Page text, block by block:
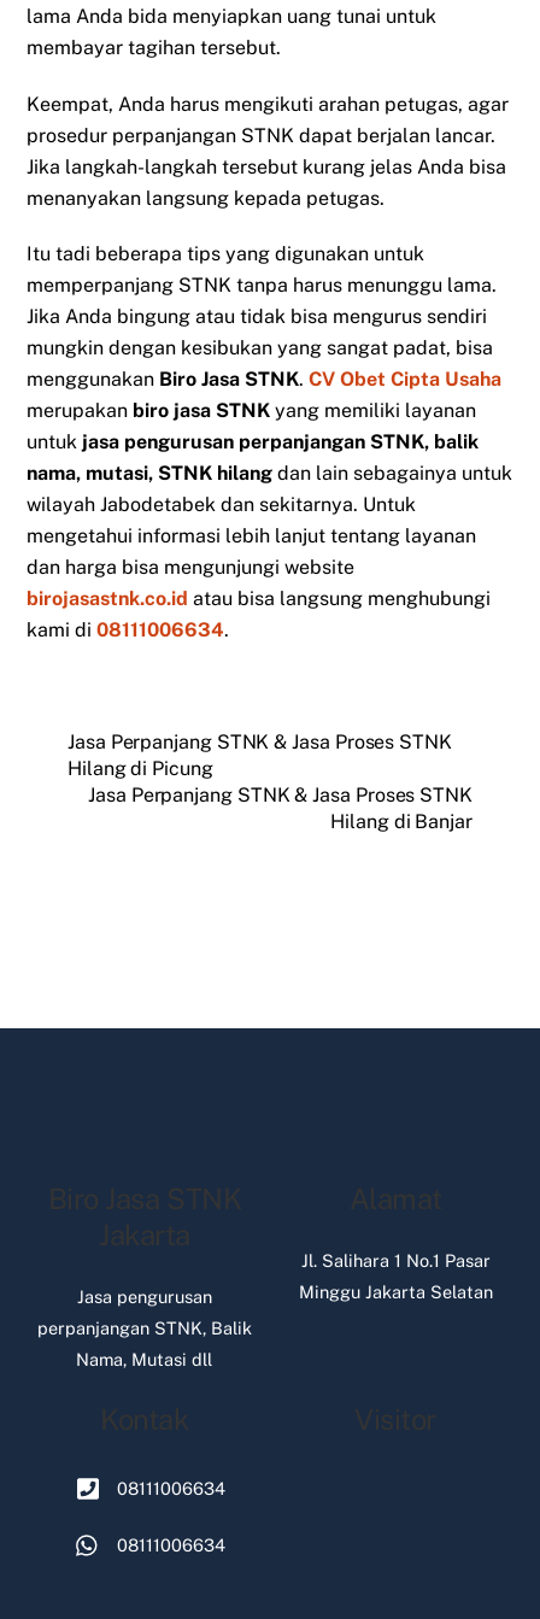
lama Anda bida menyiapkan uang tunai untuk
membayar tagihan tersebut.
Keempat, Anda harus mengikuti arahan petugas, agar
prosedur perpanjangan STNK dapat berjalan lancar.
Jika langkah-langkah tersebut kurang jelas Anda bisa
menanyakan langsung kepada petugas.
Itu tadi beberapa tips yang digunakan untuk
memperpanjang STNK tanpa harus menunggu lama.
Jika Anda bingung atau tidak bisa mengurus sendiri
mungkin dengan kesibukan yang sangat padat, bisa
menggunakan Biro Jasa STNK.CV Obet Cipta Usaha
merupakan biro jasa STNK yang memiliki layanan
untuk jasa pengurusan perpanjangan STNK, balik
nama, mutasi, STNK hilangdan lain sebagainya untuk
wilayah Jabodetabek dan sekitarnya. Untuk
mengetahui informasi lebih lanjut tentang layanan
dan harga bisa mengunjungi website
birojasastnk.co.id atau bisa langsung menghubungi
kami di08111006634.
Jasa Perpanjang STNK & Jasa Proses STNK
Hilang di Picung
Jasa Perpanjang STNK & Jasa Proses STNK
Hilang di Banjar
Biro Jasa STNK
Jakarta
Jasa pengurusan
perpanjangan STNK, Balik
Nama, Mutasi dll
Alamat
Jl. Salihara 1 No.1 Pasar
Minggu Jakarta Selatan
Kontak
08111006634
08111006634
Visitor